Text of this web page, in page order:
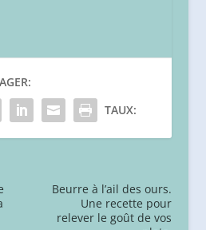
TAUX:
Beurre à l’ail des ours.
Une recette pour
relever le goût de vos